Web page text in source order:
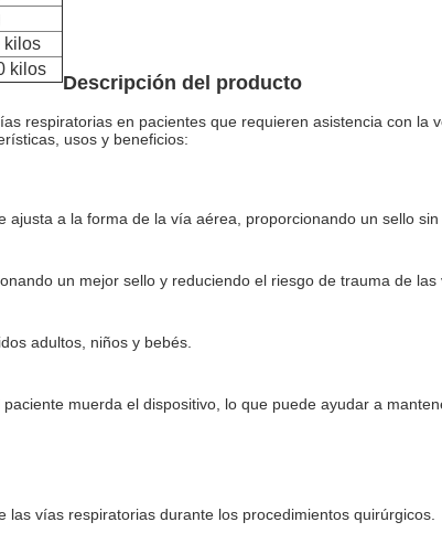
kilos
kilos
Descripción del producto
respiratorias en pacientes que requieren asistencia con la
usos y beneficios:
a la forma de la vía aérea, proporcionando un sello sin
un mejor sello y reduciendo el riesgo de trauma de las
adultos, niños y bebés.
muerda el dispositivo, lo que puede ayudar a
vías respiratorias durante los procedimientos quirúrgicos.